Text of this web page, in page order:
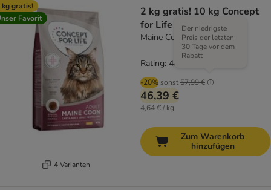
kg gratis!
Favorit
4 Varianten
2 kg gratis! 10 kg Concept
for Life
Maine Coon Adult
-20% sonst57,99 €
Der niedrigste
Preis der letzten
30 Tage vor dem
Rabatt
46,39 €
4,64 € / kg
Rating: 4/5
Zum Warenkorb
hinzufügen